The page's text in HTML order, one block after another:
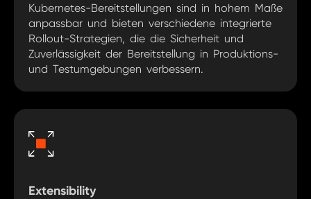
Kubernetes-Bereitstellungen sind in hohem Maße
anpassbar und bieten verschiedene integrierte
Rollout-Strategien, die die Sicherheit und
Zuverlässigkeit der Bereitstellung in Produktions-
und Testumgebungen verbessern.
Extensibility